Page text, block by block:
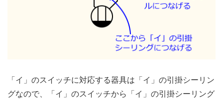
「イ」のスイッチに対応する器具は「イ」の引掛シーリン
グなので、「イ」のスイッチから「イ」の引掛シーリング